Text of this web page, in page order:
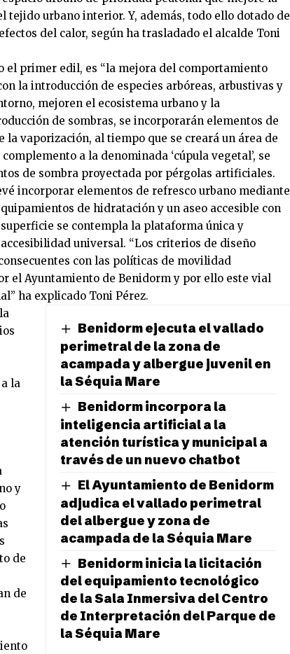
urbano interior. Y, además, todo ello dotado de
del calor, según ha trasladado el alcalde Toni
el primer edil, es “la mejora del comportamiento
la introducción de especies arbóreas, arbustivas y
mejoren el ecosistema urbano y la
de sombras, se incorporarán elementos de
vaporización, al tiempo que se creará un área de
a la denominada ‘cúpula vegetal’, se
de sombra proyectada por pérgolas artificiales.
incorporar elementos de refresco urbano mediante
de hidratación y un aseo accesible con
se contempla la plataforma única y
universal. “Los criterios de diseño
con las políticas de movilidad
el Ayuntamiento de Benidorm y por ello este vial
ha explicado Toni Pérez.
Benidorm ejecuta el vallado
perimetral de la zona de
acampada y albergue juvenil en
la Séquia Mare
Benidorm incorpora la
inteligencia artificial a la
atención turística y municipal a
través de un nuevo chatbot
El Ayuntamiento de Benidorm
adjudica el vallado perimetral
del albergue y zona de
acampada de la Séquia Mare
Benidorm inicia la licitación
del equipamiento tecnológico
de la Sala Inmersiva del Centro
de Interpretación del Parque de
la Séquia Mare
la
y
de
de